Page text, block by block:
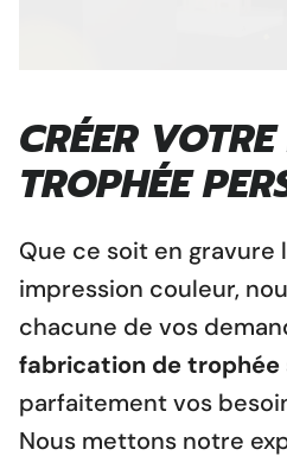
CRÉER
TROPHÉE
Que ce soit en gravure
impression couleur,
chacune de vos
fabrication de trophée
parfaitement vos
Nous mettons notre